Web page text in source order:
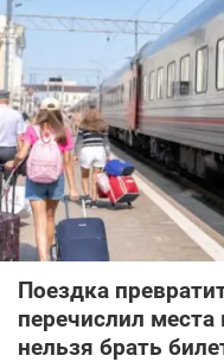
Поездка
перечислил
нельзя брать